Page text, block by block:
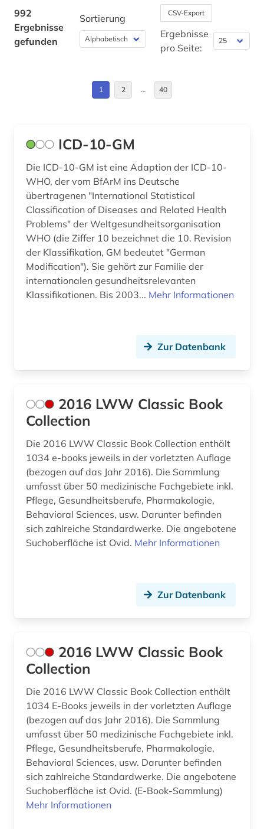
aquakultur (1)
arbeit (3)
arbeitplatz (1)
arbeitsgestaltung (1)
arbeitsmedizin (6)
arbeitsschutz (11)
arbeitssicherheitsrecht (1)
arbeitsstoff (1)
architektur (1)
archiv (1)
arktis (1)
arneistoffe (1)
artificial life (1)
arzneibuch (1)
arzneimittelmarkt (3)
arzneimittelprüfung (1)
arzneimittelrecht (1)
arzneimittelrezeptor (1)
arzneimittelsicherheit (1)
Moldawien (1)
Niedersachsen (1)
Schweden (4)
Suedamerika (5)
Suedasien (1)
USA (10)
Ungarn (1)
992
Ergebnisse
gefunden
Sortierung CSV-Export
Ergebnisse
pro Seite:
1 2 … 40
ICD-10-GM
Die ICD-10-GM ist eine Adaption der ICD-10-
WHO, der vom BfArM ins Deutsche
übertragenen "International Statistical
Classification of Diseases and Related Health
Problems" der Weltgesundheitsorganisation
WHO (die Ziffer 10 bezeichnet die 10. Revision
der Klassifikation, GM bedeutet "German
Modification"). Sie gehört zur Familie der
internationalen gesundheitsrelevanten
Klassifikationen. Bis 2003... Mehr Informationen
Zur Datenbank
2016 LWW Classic Book
Collection
Die 2016 LWW Classic Book Collection enthält
1034 e-books jeweils in der vorletzten Auflage
(bezogen auf das Jahr 2016). Die Sammlung
umfasst über 50 medizinische Fachgebiete inkl.
Pflege, Gesundheitsberufe, Pharmakologie,
Behavioral Sciences, usw. Darunter befinden
sich zahlreiche Standardwerke. Die angebotene
Suchoberfläche ist Ovid. Mehr Informationen
Zur Datenbank
2016 LWW Classic Book
Collection
Die 2016 LWW Classic Book Collection enthält
1034 E-Books jeweils in der vorletzten Auflage
(bezogen auf das Jahr 2016). Die Sammlung
umfasst über 50 medizinische Fachgebiete inkl.
Pflege, Gesundheitsberufe, Pharmakologie,
Behavioral Sciences, usw. Darunter befinden
sich zahlreiche Standardwerke. Die angebotene
Suchoberfläche ist Ovid. (E-Book-Sammlung)
Mehr Informationen